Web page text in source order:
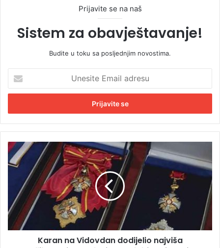
Prijavite se na naš
Sistem za obavještavanje!
Budite u toku sa posljednjim novostima.
e
i
t
E
m
a
d
r
e
K
a
r
a
V
i
Karan na Vidovdan dodijelio najviša